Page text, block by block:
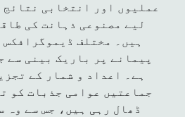
عملیوں اور انتخابی
لیے مصنوعی ذہانت کی
ہیں۔ مختلف
پیمانے پر باریک بینی سے
ہے۔ اعداد و شمار کے
جماعتیں عوامی جذبات کو
ڈھال رہی ہیں، جس سے وہ